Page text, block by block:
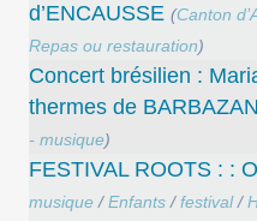
d’ENCAUSSE (Canton
Repas ou restauration)
Concert brésilien :
thermes de BARBAZAN
- musique)
FESTIVAL ROOTS : :
musique/Enfants/festival/